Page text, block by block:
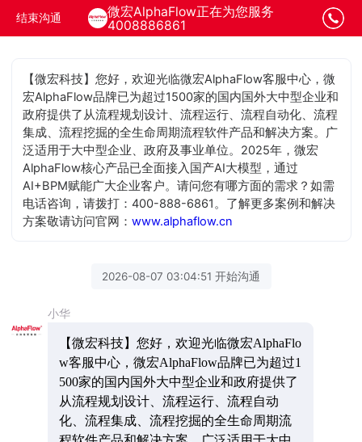
结束沟通
微宏AlphaFlow正在为您服务
4008886861
【微宏科技】您好，欢迎光临微宏AlphaFlow客服中心，微
宏AlphaFlow品牌已为超过1500家的国内国外大中型企业和
政府提供了从流程规划设计、流程运行、流程自动化、流程
集成、流程挖掘的全生命周期流程软件产品和解决方案。广
泛适用于大中型企业、政府及事业单位。2025年，微宏
AlphaFlow核心产品已全面接入国产AI大模型，通过
AI+BPM赋能广大企业客户。请问您有哪方面的需求？如需
电话咨询，请拨打：400-888-6861。了解更多案例和解决
方案敬请访问官网：www.alphaflow.cn
2026-08-07 03:04:51 开始沟通
小华
【微宏科技】您好，欢迎光临微宏AlphaFlo
w客服中心，微宏AlphaFlow品牌已为超过1
500家的国内国外大中型企业和政府提供了
从流程规划设计、流程运行、流程自动
化、流程集成、流程挖掘的全生命周期流